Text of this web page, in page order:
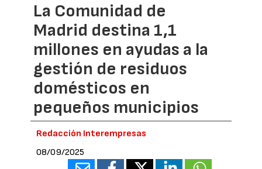
La Comunidad de
Madrid destina 1,1
millones en ayudas a la
gestión de residuos
domésticos en
pequeños municipios
Redacción Interempresas
08/09/2025